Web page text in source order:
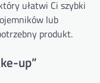
ułatwi Ci szybki
lub
produkt.
up”